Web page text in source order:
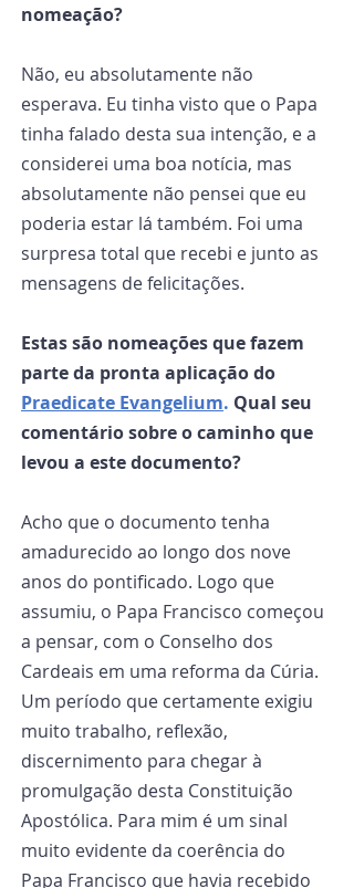
nomeação?
Não, eu absolutamente não
esperava. Eu tinha visto que o Papa
tinha falado desta sua intenção, e a
considerei uma boa notícia, mas
absolutamente não pensei que eu
poderia estar lá também. Foi uma
surpresa total que recebi e junto as
mensagens de felicitações.
Estas são nomeações que fazem
parte da pronta aplicação do
Praedicate Evangelium. Qual seu
comentário sobre o caminho que
levou a este documento?
Acho que o documento tenha
amadurecido ao longo dos nove
anos do pontificado. Logo que
assumiu, o Papa Francisco começou
a pensar, com o Conselho dos
Cardeais em uma reforma da Cúria.
Um período que certamente exigiu
muito trabalho, reflexão,
discernimento para chegar à
promulgação desta Constituição
Apostólica. Para mim é um sinal
muito evidente da coerência do
Papa Francisco que havia recebido